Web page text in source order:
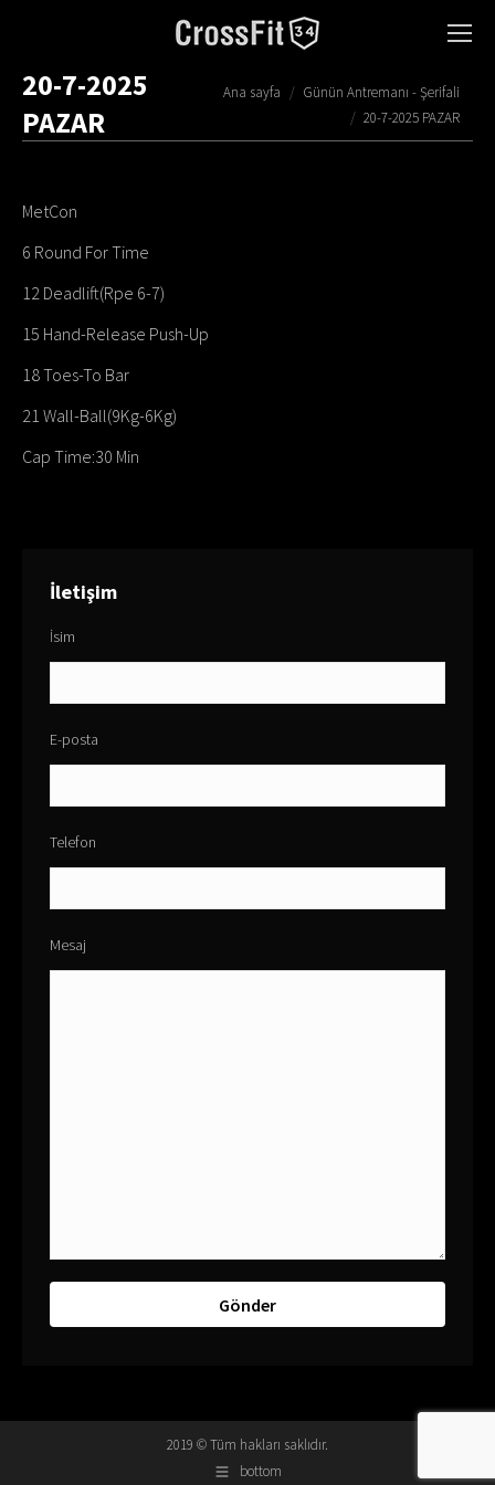
20-7-2025
PAZAR
You are here:
Ana sayfa
Günün Antremanı - Şerifali
20-7-2025 PAZAR
MetCon
6 Round For Time
12 Deadlift(Rpe 6-7)
15 Hand-Release Push-Up
18 Toes-To Bar
21 Wall-Ball(9Kg-6Kg)
Cap Time:30 Min
İletişim
İsim
E-posta
Telefon
Mesaj
2019 © Tüm hakları saklıdır.
bottom